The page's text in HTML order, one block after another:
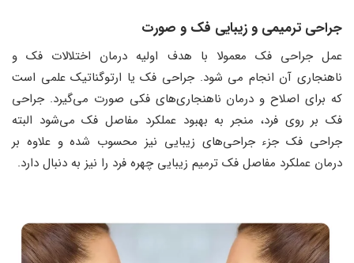
جراحی ترمیمی و زیبایی فک و صورت
عمل جراحی فک معمولا با هدف اولیه درمان اختلالات فک و
ناهنجاری آن انجام می شود. جراحی فک یا ارتوگناتیک علمی است
که برای اصلاح و درمان ناهنجاری‌های فکی صورت می‌گیرد. جراحی
فک بر روی فرد، منجر به بهبود عملکرد مفاصل فک می‌شود البته
جراحی فک جزء جراحی‌های زیبایی نیز محسوب شده و علاوه بر
درمان عملکرد مفاصل فک ترمیم زیبایی چهره فرد را نیز به دنبال دارد.